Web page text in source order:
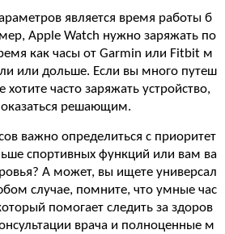
является время работы б
Apple Watch нужно заряжать по
как часы от Garmin или Fitbit м
или дольше. Если вы много путеш
хотите часто заряжать устройство,
решающим.
важно определиться с приоритет
спортивных функций или вам ва
А может, вы ищете универсал
случае, помните, что умные час
помогает следить за здоров
врача и полноценные м